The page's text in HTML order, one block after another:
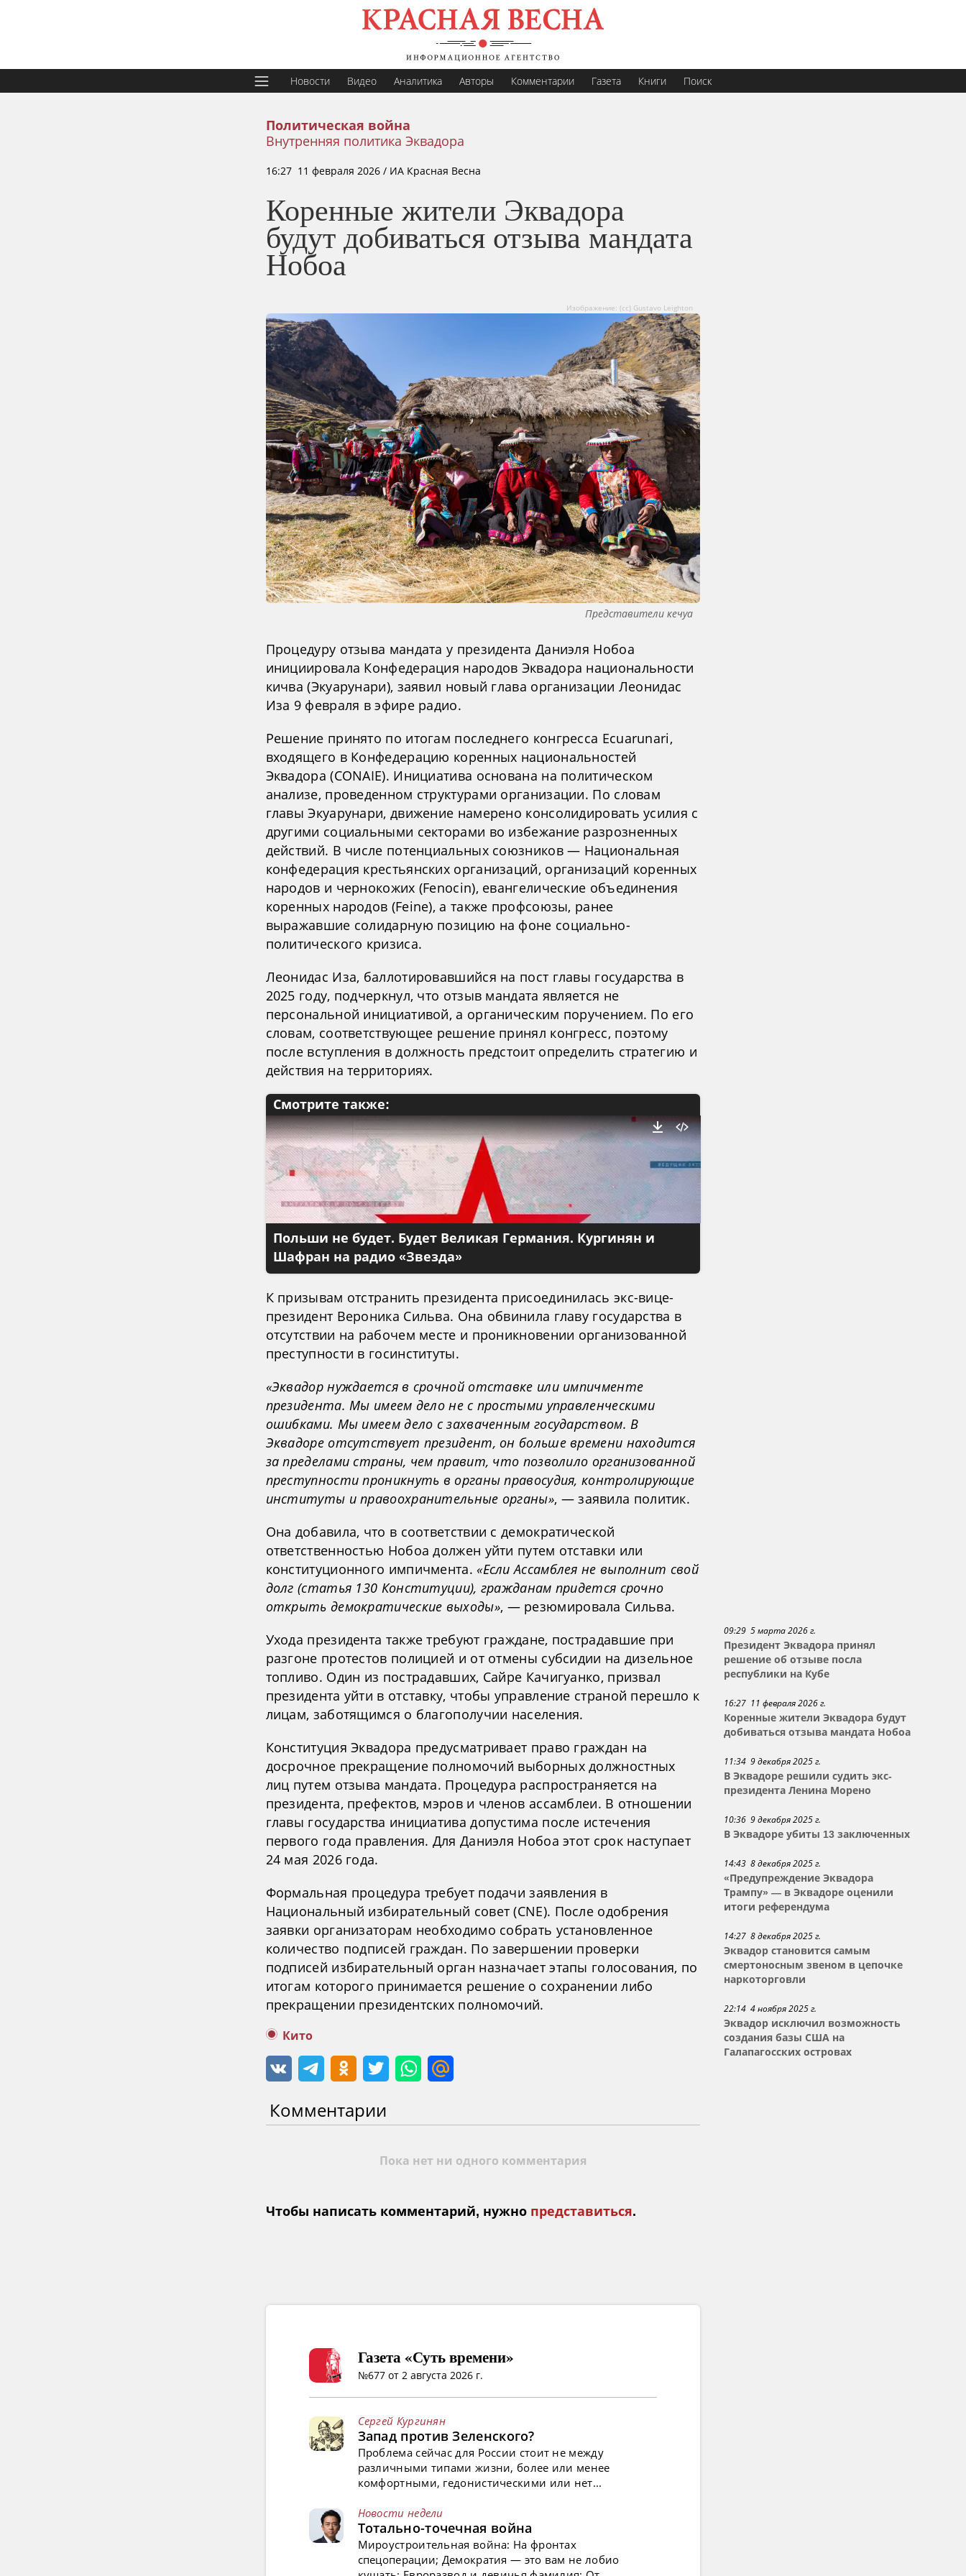
Новости Видео Аналитика Авторы Комментарии Газета Книги Поиск
Политическая война
Внутренняя политика Эквадора
16:27 11 февраля 2026 / ИА Красная Весна
Коренные жители Эквадора
будут добиваться отзыва мандата
Нобоа
Изображение: (cc) Gustavo Leighton
Представители кечуа
Процедуру отзыва мандата у президента Даниэля Нобоа
инициировала Конфедерация народов Эквадора национальности
кичва (Экуарунари), заявил новый глава организации Леонидас
Иза 9 февраля в эфире радио.
Решение принято по итогам последнего конгресса Ecuarunari,
входящего в Конфедерацию коренных национальностей
Эквадора (CONAIE). Инициатива основана на политическом
анализе, проведенном структурами организации. По словам
главы Экуарунари, движение намерено консолидировать усилия с
другими социальными секторами во избежание разрозненных
действий. В числе потенциальных союзников — Национальная
конфедерация крестьянских организаций, организаций коренных
народов и чернокожих (Fenocin), евангелические объединения
коренных народов (Feine), а также профсоюзы, ранее
выражавшие солидарную позицию на фоне социально-
политического кризиса.
Леонидас Иза, баллотировавшийся на пост главы государства в
2025 году, подчеркнул, что отзыв мандата является не
персональной инициативой, а органическим поручением. По его
словам, соответствующее решение принял конгресс, поэтому
после вступления в должность предстоит определить стратегию и
действия на территориях.
Смотрите также:
Польши не будет. Будет Великая Германия. Кургинян и
Шафран на радио «Звезда»
К призывам отстранить президента присоединилась экс-вице-
президент Вероника Сильва. Она обвинила главу государства в
отсутствии на рабочем месте и проникновении организованной
преступности в госинституты.
«Эквадор нуждается в срочной отставке или импичменте
президента. Мы имеем дело не с простыми управленческими
ошибками. Мы имеем дело с захваченным государством. В
Эквадоре отсутствует президент, он больше времени находится
за пределами страны, чем правит, что позволило организованной
преступности проникнуть в органы правосудия, контролирующие
институты и правоохранительные органы», — заявила политик.
Она добавила, что в соответствии с демократической
ответственностью Нобоа должен уйти путем отставки или
конституционного импичмента.«Если Ассамблея не выполнит свой
долг (статья 130 Конституции), гражданам придется срочно
открыть демократические выходы», — резюмировала Сильва.
Ухода президента также требуют граждане, пострадавшие при
разгоне протестов полицией и от отмены субсидии на дизельное
топливо. Один из пострадавших, Сайре Качигуанко, призвал
президента уйти в отставку, чтобы управление страной перешло к
лицам, заботящимся о благополучии населения.
Конституция Эквадора предусматривает право граждан на
досрочное прекращение полномочий выборных должностных
лиц путем отзыва мандата. Процедура распространяется на
президента, префектов, мэров и членов ассамблеи. В отношении
главы государства инициатива допустима после истечения
первого года правления. Для Даниэля Нобоа этот срок наступает
24 мая 2026 года.
Формальная процедура требует подачи заявления в
Национальный избирательный совет (CNE). После одобрения
заявки организаторам необходимо собрать установленное
количество подписей граждан. По завершении проверки
подписей избирательный орган назначает этапы голосования, по
итогам которого принимается решение о сохранении либо
прекращении президентских полномочий.
Кито
Комментарии
Пока нет ни одного комментария
Чтобы написать комментарий, нужно представиться.
09:29 5 марта 2026 г.
Президент Эквадора принял
решение об отзыве посла
республики на Кубе
16:27 11 февраля 2026 г.
Коренные жители Эквадора будут
добиваться отзыва мандата Нобоа
11:34 9 декабря 2025 г.
В Эквадоре решили судить экс-
президента Ленина Морено
10:36 9 декабря 2025 г.
В Эквадоре убиты 13 заключенных
14:43 8 декабря 2025 г.
«Предупреждение Эквадора
Трампу» — в Эквадоре оценили
итоги референдума
14:27 8 декабря 2025 г.
Эквадор становится самым
смертоносным звеном в цепочке
наркоторговли
22:14 4 ноября 2025 г.
Эквадор исключил возможность
создания базы США на
Галапагосских островах
Газета «Суть времени»
№677 от 2 августа 2026 г.
Сергей Кургинян
Запад против Зеленского?
Проблема сейчас для России стоит не между
различными типами жизни, более или менее
комфортными, гедонистическими или нет...
Новости недели
Тотально-точечная война
Мироустроительная война: На фронтах
спецоперации; Демократия — это вам не лобио